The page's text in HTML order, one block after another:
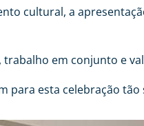
cultural, a
em conjunto e
para esta celebração tão